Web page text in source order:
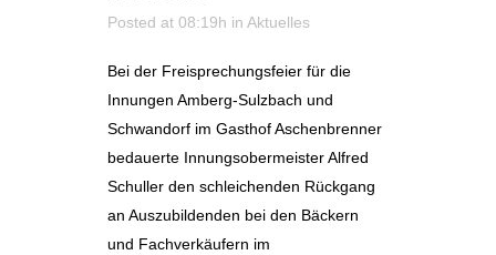
Posted at 08:19h in Aktuelles
Bei der Freisprechungsfeier für die
Innungen Amberg-Sulzbach und
Schwandorf im Gasthof Aschenbrenner
bedauerte Innungsobermeister Alfred
Schuller den schleichenden Rückgang
an Auszubildenden bei den Bäckern
und Fachverkäufern im